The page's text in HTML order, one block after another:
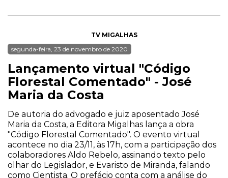
TV MIGALHAS
segunda-feira, 23 de novembro de 2020
Lançamento virtual "Código
Florestal Comentado" - José
Maria da Costa
De autoria do advogado e juiz aposentado José
Maria da Costa, a Editora Migalhas lança a obra
"Código Florestal Comentado". O evento virtual
acontece no dia 23/11, às 17h, com a participação dos
colaboradores Aldo Rebelo, assinando texto pelo
olhar do Legislador, e Evaristo de Miranda, falando
como Cientista. O prefácio conta com a análise do